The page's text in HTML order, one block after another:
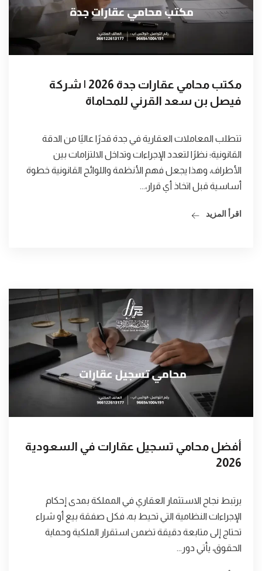
مكتب محامي عقارات جدة 2026 | شركة
فيصل بن سعد القرني للمحاماة
تتطلب المعاملات العقارية في جدة قدرًا عاليًا من الدقة
القانونية؛ نظرًا لتعدد الإجراءات وتداخل الالتزامات بين
الأطراف، وهذا يجعل فهم الأنظمة واللوائح القانونية خطوة
أساسية قبل اتخاذ أي قرار،...
اقرأ المزيد
أفضل محامي تسجيل عقارات في السعودية
2026
يرتبط نجاح الاستثمار العقاري في المملكة بمدى إحكام
الإجراءات النظامية التي تحيط به، فكل صفقة بيع أو شراء
تحتاج إلى متابعة دقيقة تضمن استقرار الملكية وحماية
الحقوق، يأتي دور...